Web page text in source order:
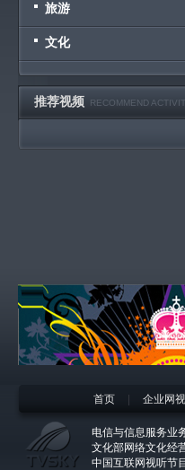
旅游
文化
推荐视频 RECOMMEND
首页 企业网视
电信与信息服务业
文化部网络文化经
中国互联网视听节